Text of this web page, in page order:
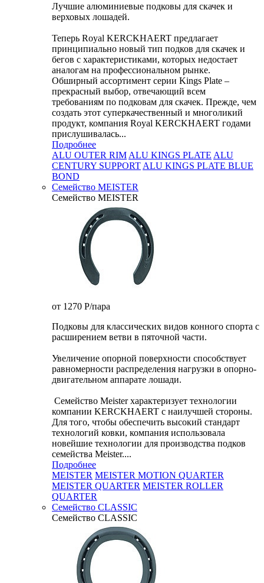
Лучшие алюминиевые подковы для скачек и
верховых лошадей.
Теперь Royal KERCKHAERT предлагает
принципиально новый тип подков для скачек и
бегов с характеристиками, которых недостает
аналогам на профессиональном рынке.
Обширный ассортимент серии Kings Plate –
прекрасный выбор, отвечающий всем
требованиям по подковам для скачек. Прежде, чем
создать этот суперкачественный и многоликий
продукт, компания Royal KERCKHAERT годами
прислушивалась...
Подробнее
ALU OUTER RIM ALU KINGS PLATE ALU
CENTURY SUPPORT ALU KINGS PLATE BLUE
BOND
Семейство МEISTER
Семейство МEISTER
от 1270 P/пара
Подковы для классических видов конного спорта с
расширением ветви в пяточной части.
Увеличение опорной поверхности способствует
равномерности распределения нагрузки в опорно-
двигательном аппарате лошади.
Семейство Meister характеризует технологии
компании KERCKHAERT с наилучшей стороны.
Для того, чтобы обеспечить высокий стандарт
технологий ковки, компания использовала
новейшие технологии для производства подков
семейства Meister....
Подробнее
MEISTER MEISTER MOTION QUARTER
MEISTER QUARTER MEISTER ROLLER
QUARTER
Семейство CLASSIC
Семейство CLASSIC